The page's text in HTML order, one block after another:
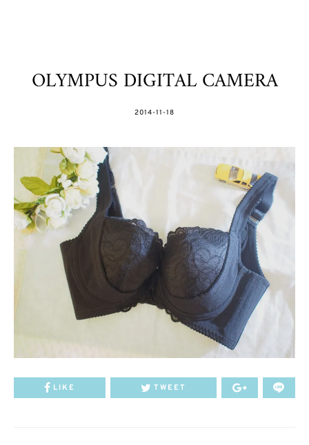
OLYMPUS DIGITAL CAMERA
POSTED
2014-11-18
LIKE TWEET